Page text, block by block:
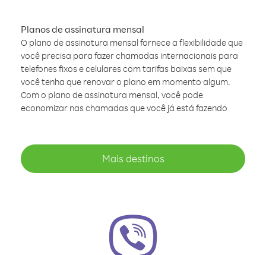
Planos de assinatura mensal
O plano de assinatura mensal fornece a flexibilidade que
você precisa para fazer chamadas internacionais para
telefones fixos e celulares com tarifas baixas sem que
você tenha que renovar o plano em momento algum.
Com o plano de assinatura mensal, você pode
economizar nas chamadas que você já está fazendo
Mais destinos